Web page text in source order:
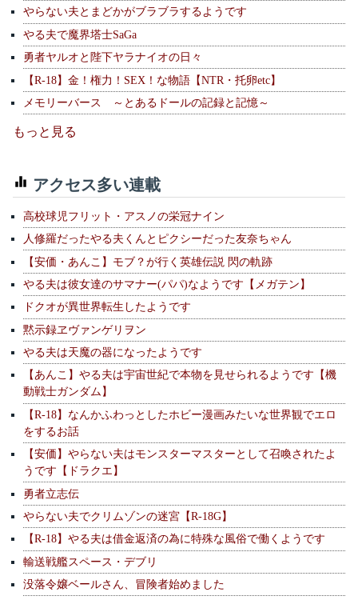
やらない夫とまどかがブラブラするようです
やる夫で魔界塔士SaGa
勇者ヤルオと陛下ヤラナイオの日々
【R-18】金！権力！SEX！な物語【NTR・托卵etc】
メモリーバース ～とあるドールの記録と記憶～
もっと見る
アクセス多い連載
高校球児フリット・アスノの栄冠ナイン
人修羅だったやる夫くんとピクシーだった友奈ちゃん
【安価・あんこ】モブ？が行く英雄伝説 閃の軌跡
やる夫は彼女達のサマナー(パパ)なようです【メガテン】
ドクオが異世界転生したようです
黙示録ヱヴァンゲリヲン
やる夫は天魔の器になったようです
【あんこ】やる夫は宇宙世紀で本物を見せられるようです【機
動戦士ガンダム】
【R-18】なんかふわっとしたホビー漫画みたいな世界観でエロ
をするお話
【安価】やらない夫はモンスターマスターとして召喚されたよ
うです【ドラクエ】
勇者立志伝
やらない夫でクリムゾンの迷宮【R-18G】
【R-18】やる夫は借金返済の為に特殊な風俗で働くようです
輸送戦艦スペース・デブリ
没落令嬢ベールさん、冒険者始めました